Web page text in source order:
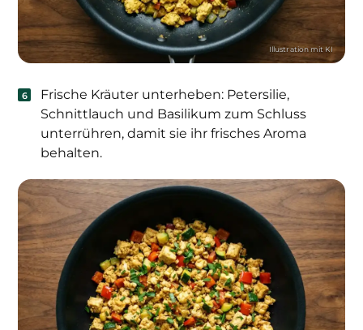
Frische Kräuter unterheben: Petersilie,
Schnittlauch und Basilikum zum Schluss
unterrühren, damit sie ihr frisches Aroma
behalten.